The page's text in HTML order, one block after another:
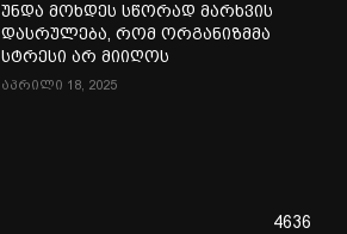
უნდა მოხდეს სწორად მარხვის
დასრულება, რომ ორგანიზმმა
სტრესი არ მიიღოს
აპრილი 18, 2025
4636